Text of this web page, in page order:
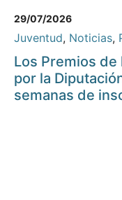
29/07/2026
Juventud, Noticias,
Los Premios
por la
semanas de